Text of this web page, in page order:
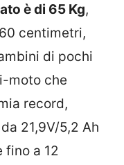
è di 65 Kg,
centimetri,
di pochi
moto che
record,
21,9V/5,2 Ah
fino a 12